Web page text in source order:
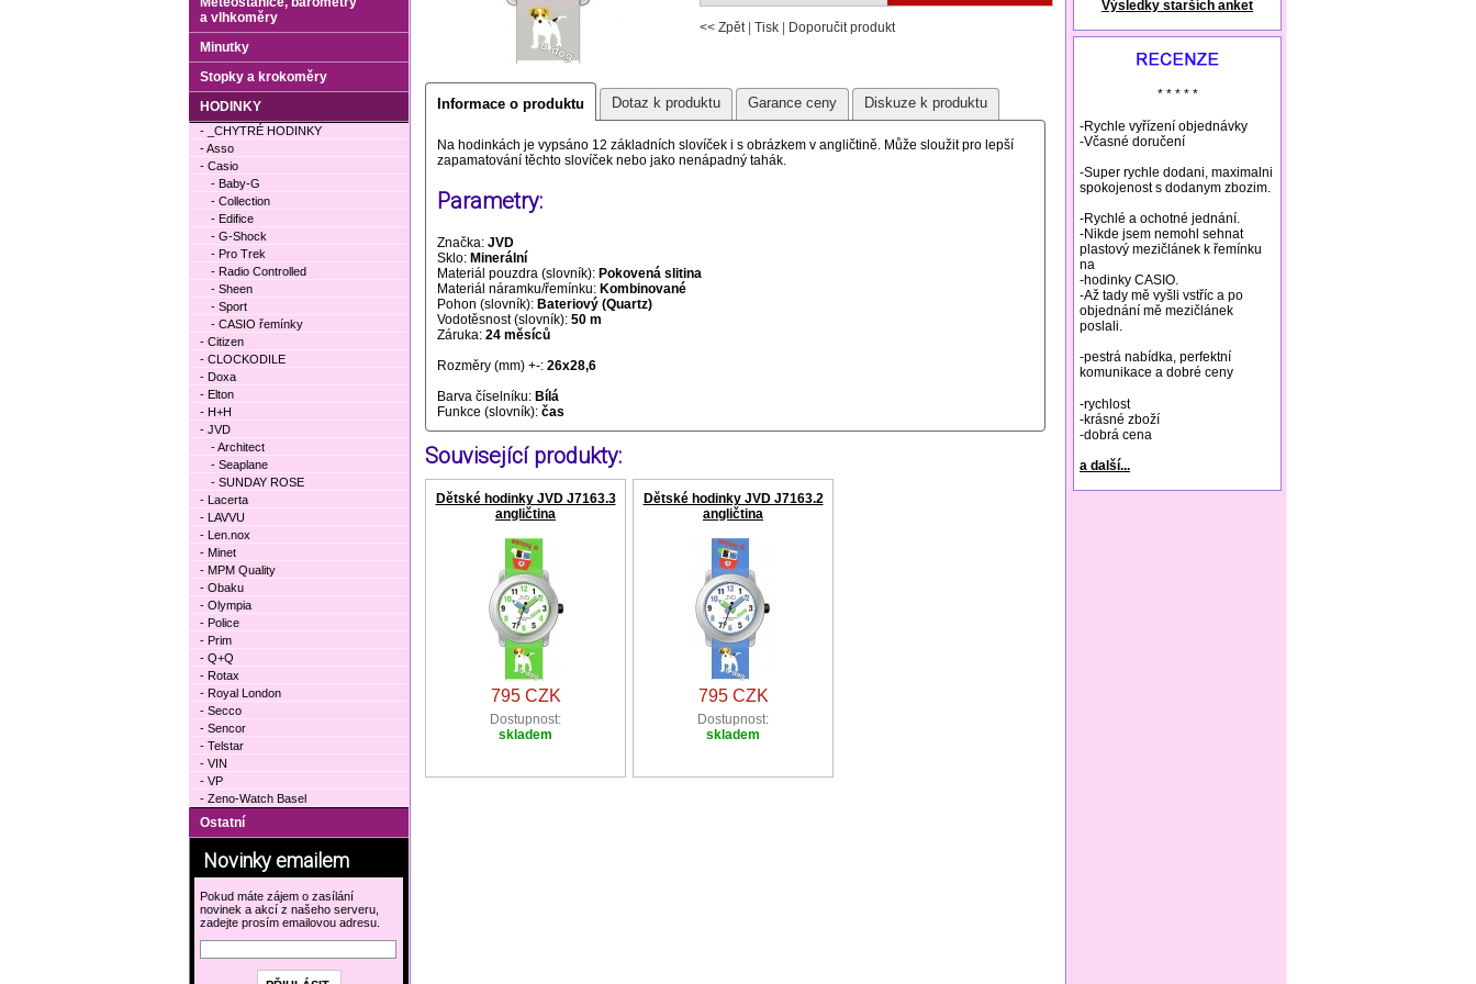
<< Zpět| Tisk Doporučit produkt
Informace o produktu Dotaz k produktu Garance ceny Diskuze k produktu
Na hodinkách je vypsáno 12 základních slovíček i s obrázkem v angličtině. Může sloužit pro lepší
zapamatování těchto slovíček nebo jako nenápadný tahák.
Parametry:
Značka: JVD
Sklo: Minerální
Materiál pouzdra (slovník): Pokovená slitina
Materiál náramku/řemínku: Kombinované
Pohon (slovník): Bateriový (Quartz)
Vodotěsnost (slovník): 50 m
Záruka: 24 měsíců
Rozměry (mm) +-: 26x28,6
Barva číselníku: Bílá
Funkce (slovník): čas
Související produkty:
Dětské hodinky JVD J7163.3
angličtina
795 CZK
Dostupnost:
skladem
Dětské hodinky JVD J7163.2
angličtina
795 CZK
Dostupnost:
skladem
natural remedies rosacea
Výsledky starších anket
* * * * *
-Rychle vyřízení objednávky
-Včasné doručení
-Super rychle dodani, maximalni
spokojenost s dodanym zbozim.
-Rychlé a ochotné jednání.
-Nikde jsem nemohl sehnat
plastový mezičlánek k řemínku
na
-hodinky CASIO.
-Až tady mě vyšli vstříc a po
objednání mě mezičlánek
poslali.
-pestrá nabídka, perfektní
komunikace a dobré ceny
-rychlost
-krásné zboží
-dobrá cena
a další...
a vlhkoměry
Minutky
Stopky a krokoměry
HODINKY
- _CHYTRÉ HODINKY
- Asso
- Casio
- Baby-G
- Collection
- Edifice
- G-Shock
- Pro Trek
- Radio Controlled
- Sheen
- Sport
- CASIO řemínky
- Citizen
- CLOCKODILE
- Doxa
- Elton
- H+H
- JVD
- Architect
- Seaplane
- SUNDAY ROSE
- Lacerta
- LAVVU
- Len.nox
- Minet
- MPM Quality
- Obaku
- Olympia
- Police
- Prim
- Q+Q
- Rotax
- Royal London
- Secco
- Sencor
- Telstar
- VIN
- VP
- Zeno-Watch Basel
Ostatní
Novinky emailem
Pokud máte zájem o zasílání
novinek a akcí z našeho serveru,
zadejte prosím emailovou adresu.